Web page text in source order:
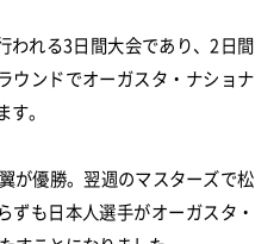
われる3日間大会であり、2日間
ウンドでオーガスタ・ナショナ
。
が優勝。翌週のマスターズで松
ずも日本人選手がオーガスタ・